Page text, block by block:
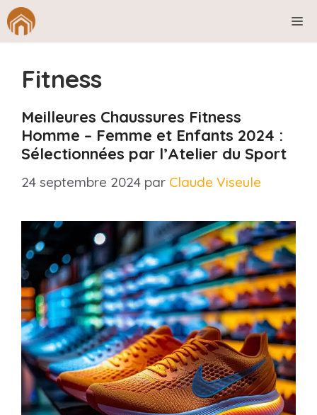
Aller
au
Fitness
Meilleures Chaussures Fitness
Homme – Femme et Enfants 2024 :
Sélectionnées par l’Atelier du Sport
24 septembre 2024 par Claude Viseule